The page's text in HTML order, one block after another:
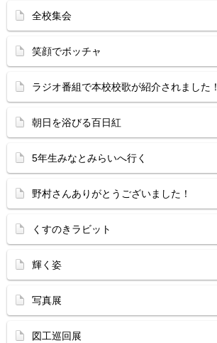
全校集会
笑顔でボッチャ
ラジオ番組で本校校歌が紹介されました！
朝日を浴びる百日紅
5年生みなとみらいへ行く
野村さんありがとうございました！
くすのきラビット
輝く姿
写真展
図工巡回展